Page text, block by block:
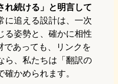
れ続ける」と明言して
に追える設計は、一次
る姿勢と、確かに相性
であっても、リンクを
ら、私たちは「翻訳の
かめられます。